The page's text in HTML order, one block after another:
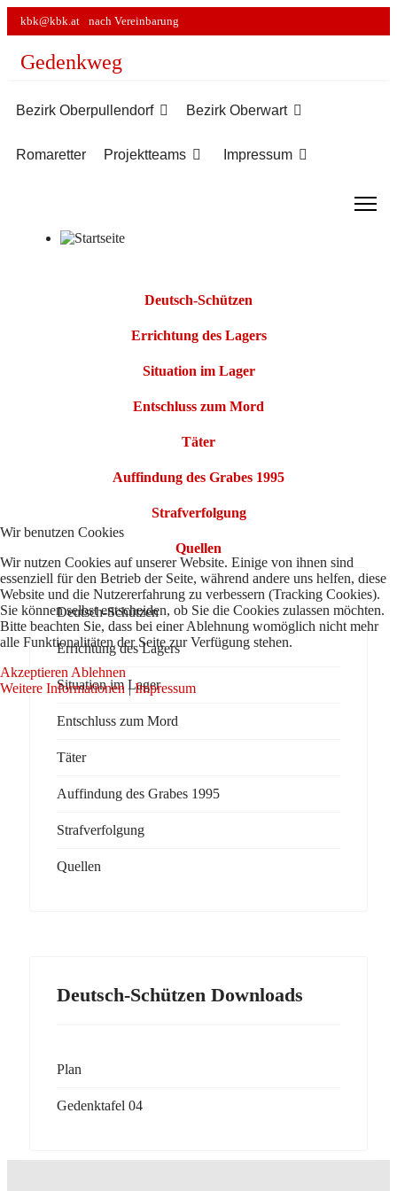
kbk@kbk.at nach Vereinbarung
Gedenkweg
Bezirk Oberpullendorf Bezirk Oberwart
Romaretter Projektteams Impressum
Deutsch-Schützen
Errichtung des Lagers
Situation im Lager
Entschluss zum Mord
Täter
Auffindung des Grabes 1995
Strafverfolgung
Quellen
Deutsch-Schützen
Errichtung des Lagers
Situation im Lager
Entschluss zum Mord
Täter
Auffindung des Grabes 1995
Strafverfolgung
Quellen
Deutsch-Schützen Downloads
Plan
Gedenktafel 04
Wir benutzen Cookies
Wir nutzen Cookies auf unserer Website. Einige von ihnen sind
essenziell für den Betrieb der Seite, während andere uns helfen, diese
Website und die Nutzererfahrung zu verbessern (Tracking Cookies).
Sie können selbst entscheiden, ob Sie die Cookies zulassen möchten.
Bitte beachten Sie, dass bei einer Ablehnung womöglich nicht mehr
alle Funktionalitäten der Seite zur Verfügung stehen.
Akzeptieren Ablehnen
Weitere Informationen |Impressum